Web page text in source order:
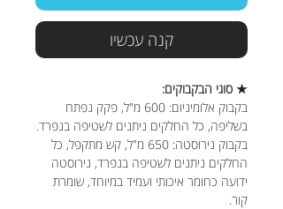
קנה עכשיו
★ סוגי הבקבוקים:
בקבוק אלומיניום: 600 מ"ל, פקק נפתח
בשליפה, כל החלקים ניתנים לשטיפה בנפרד.
בקבוק נירוסטה: 650 מ"ל, קש מתקפל, כל
החלקים ניתנים לשטיפה בנפרד, נירוסטה
ידועה כחומר איכותי ועמיד במיוחד, שומרת
קור.